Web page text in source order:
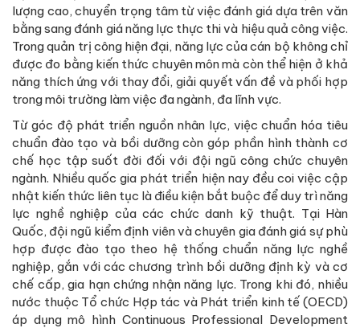
lượng cao, chuyển trọng tâm từ việc đánh giá dựa trên văn
bằng sang đánh giá năng lực thực thi và hiệu quả công việc.
Trong quản trị công hiện đại, năng lực của cán bộ không chỉ
được đo bằng kiến thức chuyên môn mà còn thể hiện ở khả
năng thích ứng với thay đổi, giải quyết vấn đề và phối hợp
trong môi trường làm việc đa ngành, đa lĩnh vực.
Từ góc độ phát triển nguồn nhân lực, việc chuẩn hóa tiêu
chuẩn đào tạo và bồi dưỡng còn góp phần hình thành cơ
chế học tập suốt đời đối với đội ngũ công chức chuyên
ngành. Nhiều quốc gia phát triển hiện nay đều coi việc cập
nhật kiến thức liên tục là điều kiện bắt buộc để duy trì năng
lực nghề nghiệp của các chức danh kỹ thuật. Tại Hàn
Quốc, đội ngũ kiểm định viên và chuyên gia đánh giá sự phù
hợp được đào tạo theo hệ thống chuẩn năng lực nghề
nghiệp, gắn với các chương trình bồi dưỡng định kỳ và cơ
chế cấp, gia hạn chứng nhận năng lực. Trong khi đó, nhiều
nước thuộc Tổ chức Hợp tác và Phát triển kinh tế (OECD)
áp dụng mô hình Continuous Professional Development